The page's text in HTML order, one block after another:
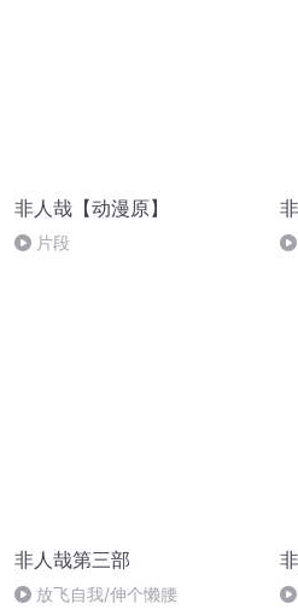
非人哉【动漫原】
片段
非人哉第三部
放飞自我/伸个懒腰